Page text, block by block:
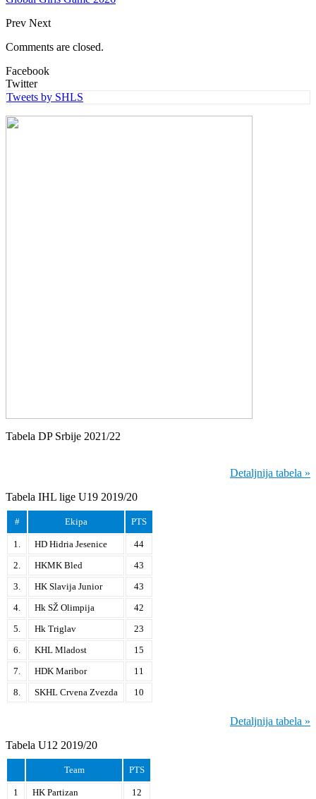
Prev Next
Comments are closed.
Facebook
Twitter
Tweets by SHLS
Tabela DP Srbije 2021/22
Detaljnija tabela »
Tabela IHL lige U19 2019/20
# Ekipa PTS
1. HD Hidria Jesenice
44
2.
HKMK Bled
43
3.
HK Slavija Junior
43
4.
Hk SŽ Olimpija
42
5.
Hk Triglav
23
6.
KHL Mladost
15
7.
HDK Maribor
11
8.
SKHL Crvena Zvezda 10
Detaljnija tabela »
Tabela U12 2019/20
Team PTS
1 HK Partizan
12